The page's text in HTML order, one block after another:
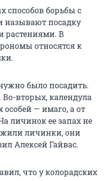
способов борьбы с
называют посадку
растениями. В
относятся к
было посадить.
вторых, календула
— имаго, а от
личинок ее запах не
личинки, они
Алексей Гайвас.
что у колорадских